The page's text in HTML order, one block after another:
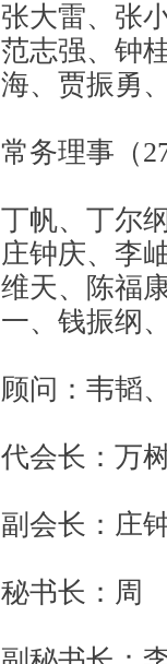
张大雷、张
范志强、钟
海、贾振勇
常务理事（
丁帆、丁尔
庄钟庆、李
维天、陈福
一、钱振纲
顾问：韦韬
代会长：万
副会长：庄
秘书长：周